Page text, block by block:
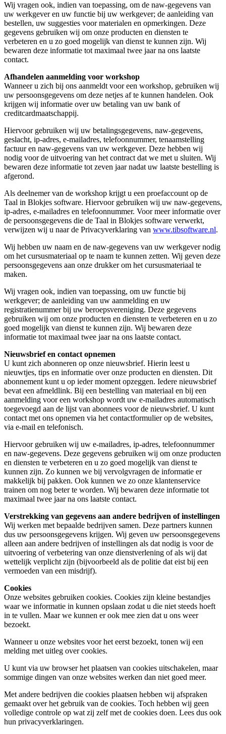
Wij vragen ook, indien van toepassing, om de naw-gegevens van
uw werkgever en uw functie bij uw werkgever; de aanleiding van
bestellen, uw suggesties voor materialen en opmerkingen. Deze
gegevens gebruiken wij om onze producten en diensten te
verbeteren en u zo goed mogelijk van dienst te kunnen zijn. Wij
bewaren deze informatie tot maximaal twee jaar na ons laatste
contact.
Afhandelen aanmelding voor workshop
Wanneer u zich bij ons aanmeldt voor een workshop, gebruiken wij
uw persoonsgegevens om deze netjes af te kunnen handelen. Ook
krijgen wij informatie over uw betaling van uw bank of
creditcardmaatschappij.
Hiervoor gebruiken wij uw betalingsgegevens, naw-gegevens,
geslacht, ip-adres, e-mailadres, telefoonnummer, tenaamstelling
factuur en naw-gegevens van uw werkgever. Deze hebben wij
nodig voor de uitvoering van het contract dat we met u sluiten. Wij
bewaren deze informatie tot zeven jaar nadat uw laatste bestelling is
afgerond.
Als deelnemer van de workshop krijgt u een proefaccount op de
Taal in Blokjes software. Hiervoor gebruiken wij uw naw-gegevens,
ip-adres, e-mailadres en telefoonnummer. Voor meer informatie over
de persoonsgegevens die de Taal in Blokjes software verwerkt,
verwijzen wij u naar de Privacyverklaring van www.tibsoftware.nl.
Wij hebben uw naam en de naw-gegevens van uw werkgever nodig
om het cursusmateriaal op te naam te kunnen zetten. Wij geven deze
persoonsgegevens aan onze drukker om het cursusmateriaal te
maken.
Wij vragen ook, indien van toepassing, om uw functie bij
werkgever; de aanleiding van uw aanmelding en uw
registratienummer bij uw beroepsvereniging. Deze gegevens
gebruiken wij om onze producten en diensten te verbeteren en u zo
goed mogelijk van dienst te kunnen zijn. Wij bewaren deze
informatie tot maximaal twee jaar na ons laatste contact.
Nieuwsbrief en contact opnemen
U kunt zich abonneren op onze nieuwsbrief. Hierin leest u
nieuwtjes, tips en informatie over onze producten en diensten. Dit
abonnement kunt u op ieder moment opzeggen. Iedere nieuwsbrief
bevat een afmeldlink. Bij een bestelling van materiaal en bij een
aanmelding voor een workshop wordt uw e-mailadres automatisch
toegevoegd aan de lijst van abonnees voor de nieuwsbrief. U kunt
contact met ons opnemen via het contactformulier op de websites,
via e-mail en telefonisch.
Hiervoor gebruiken wij uw e-mailadres, ip-adres, telefoonnummer
en naw-gegevens. Deze gegevens gebruiken wij om onze producten
en diensten te verbeteren en u zo goed mogelijk van dienst te
kunnen zijn. Zo kunnen we bij vervolgvragen de informatie er
makkelijk bij pakken. Ook kunnen we zo onze klantenservice
trainen om nog beter te worden. Wij bewaren deze informatie tot
maximaal twee jaar na ons laatste contact.
Verstrekking van gegevens aan andere bedrijven of instellingen
Wij werken met bepaalde bedrijven samen. Deze partners kunnen
dus uw persoonsgegevens krijgen. Wij geven uw persoonsgegevens
alleen aan andere bedrijven of instellingen als dat nodig is voor de
uitvoering of verbetering van onze dienstverlening of als wij dat
wettelijk verplicht zijn (bijvoorbeeld als de politie dat eist bij een
vermoeden van een misdrijf).
Cookies
Onze websites gebruiken cookies. Cookies zijn kleine bestandjes
waar we informatie in kunnen opslaan zodat u die niet steeds hoeft
in te vullen. Maar we kunnen er ook mee zien dat u ons weer
bezoekt.
Wanneer u onze websites voor het eerst bezoekt, tonen wij een
melding met uitleg over cookies.
U kunt via uw browser het plaatsen van cookies uitschakelen, maar
sommige dingen van onze websites werken dan niet goed meer.
Met andere bedrijven die cookies plaatsen hebben wij afspraken
gemaakt over het gebruik van de cookies. Toch hebben wij geen
volledige controle op wat zij zelf met de cookies doen. Lees dus ook
hun privacyverklaringen.